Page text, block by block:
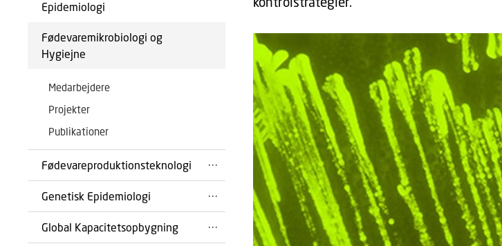
Epidemiologi
Fødevaremikrobiologi og
Hygiejne
Medarbejdere
Projekter
Publikationer
Fødevareproduktionsteknologi
Genetisk Epidemiologi
Global Kapacitetsopbygning